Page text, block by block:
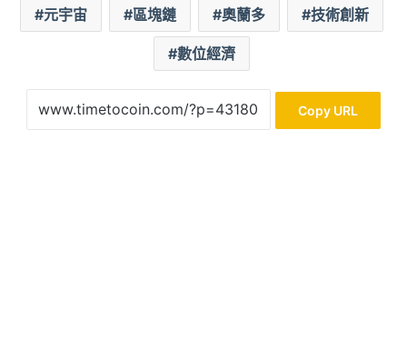
元宇宙 區塊鏈 奧蘭多 技術創新
數位經濟
Copy URL